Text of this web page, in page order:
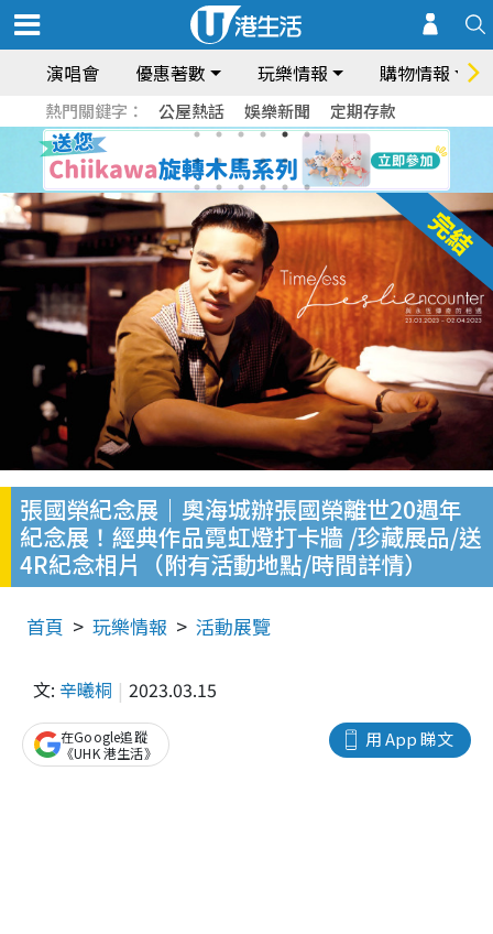
演唱會 優惠著數 玩樂情報 購物情報
熱門關鍵字： 公屋熱話 娛樂新聞 定期存款
張國榮紀念展｜奧海城辦張國榮離世20週年
紀念展！經典作品霓虹燈打卡牆 /珍藏展品/送
4R紀念相片（附有活動地點/時間詳情）
首頁 玩樂情報 活動展覽
文: 辛曦桐 2023.03.15
用 App 睇文
在Google追蹤
《UHK 港生活》